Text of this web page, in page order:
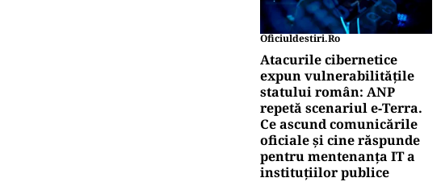
Oficiuldestiri.ro
Atacurile cibernetice
expun vulnerabilitățile
statului român: ANP
repetă scenariul e‑Terra.
Ce ascund comunicările
oficiale și cine răspunde
pentru mentenanța IT a
instituțiilor publice